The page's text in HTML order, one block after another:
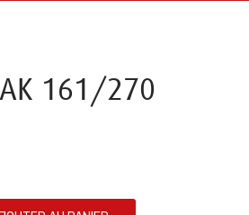
AK 161/270